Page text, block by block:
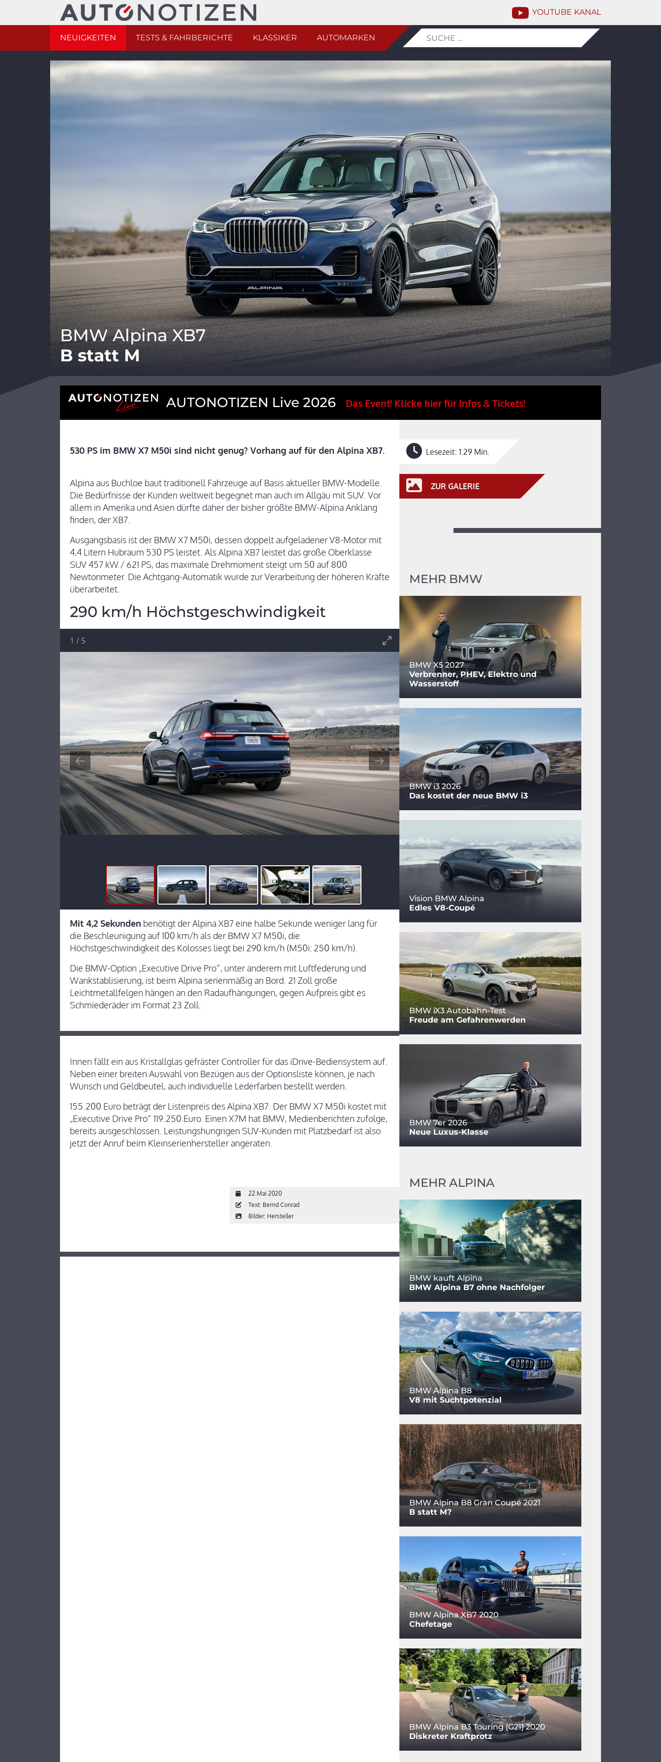
YOUTUBE KANAL
NEUIGKEITEN TESTS & FAHRBERICHTE KLASSIKER AUTOMARKEN
BMW Alpina XB7
B statt M
AUTONOTIZEN Live 2026 Das Event! Klicke hier für Infos & Tickets!
530 PS im BMW X7 M50i sind nicht genug? Vorhang auf für den Alpina XB7.
Alpina aus Buchloe baut traditionell Fahrzeuge auf Basis aktueller BMW-Modelle.
Die Bedürfnisse der Kunden weltweit begegnet man auch im Allgäu mit SUV. Vor
allem in Amerika und Asien dürfte daher der bisher größte BMW-Alpina Anklang
finden, der XB7.
Ausgangsbasis ist der BMW X7 M50i, dessen doppelt aufgeladener V8-Motor mit
4,4 Litern Hubraum 530 PS leistet. Als Alpina XB7 leistet das große Oberklasse
SUV 457 kW / 621 PS, das maximale Drehmoment steigt um 50 auf 800
Newtonmeter. Die Achtgang-Automatik wurde zur Verarbeitung der höheren Kräfte
überarbeitet.
290 km/h Höchstgeschwindigkeit
1 / 5
Mit 4,2 Sekunden benötigt der Alpina XB7 eine halbe Sekunde weniger lang für
die Beschleunigung auf 100 km/h als der BMW X7 M50i, die
Höchstgeschwindigkeit des Kolosses liegt bei 290 km/h (M50i: 250 km/h).
Die BMW-Option „Executive Drive Pro“, unter anderem mit Luftfederung und
Wankstablisierung, ist beim Alpina serienmäßig an Bord. 21 Zoll große
Leichtmetallfelgen hängen an den Radaufhängungen, gegen Aufpreis gibt es
Schmiederäder im Format 23 Zoll.
Innen fällt ein aus Kristallglas gefräster Controller für das iDrive-Bediensystem auf.
Neben einer breiten Auswahl von Bezügen aus der Optionsliste können, je nach
Wunsch und Geldbeutel, auch individuelle Lederfarben bestellt werden.
155.200 Euro beträgt der Listenpreis des Alpina XB7. Der BMW X7 M50i kostet mit
„Executive Drive Pro“ 119.250 Euro. Einen X7M hat BMW, Medienberichten zufolge,
bereits ausgeschlossen. Leistungshungrigen SUV-Kunden mit Platzbedarf ist also
jetzt der Anruf beim Kleinserienhersteller angeraten.
22.Mai 2020
Text: Bernd Conrad
Bilder: Hersteller
Lesezeit: 1:29 Min.
ZUR GALERIE
MEHR BMW
BMW X5 2027
Verbrenner, PHEV, Elektro und
Wasserstoff
BMW i3 2026
Das kostet der neue BMW i3
Vision BMW Alpina
Edles V8-Coupé
BMW iX3 Autobahn-Test
Freude am Gefahrenwerden
BMW 7er 2026
Neue Luxus-Klasse
MEHR ALPINA
BMW kauft Alpina
BMW Alpina B7 ohne Nachfolger
BMW Alpina B8
V8 mit Suchtpotenzial
BMW Alpina B8 Gran Coupé 2021
B statt M?
BMW Alpina XB7 2020
Chefetage
BMW Alpina B3 Touring (G21) 2020
Diskreter Kraftprotz